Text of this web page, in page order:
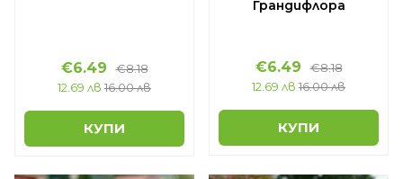
€6.49
€8.18
12.69 лв 16.00 лв
КУПИ
Грандифлора
€6.49
€8.18
12.69 лв 16.00 лв
КУПИ